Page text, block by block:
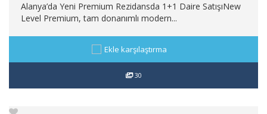
Alanya’da Yeni Premium Rezidansda 1+1 Daire SatışıNew
Level Premium, tam donanımlı modern...
Ekle karşılaştırma
30